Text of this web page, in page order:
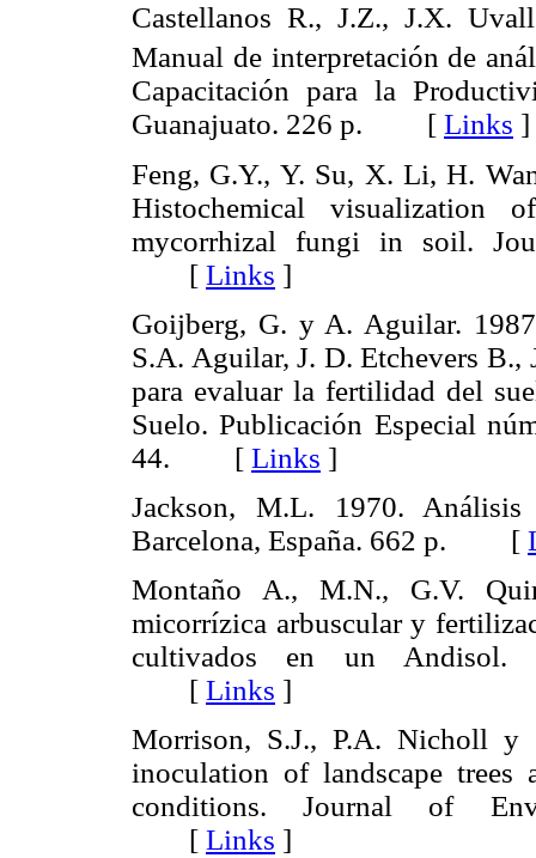
Castellanos R., J.Z., J.X.
Manual de interpretación de
Capacitación para la
Guanajuato. 226 p. [ Links ]
Feng, G.Y., Y. Su, X. Li, H.
Histochemical visualization
mycorrhizal fungi in soil.
[ Links ]
Goijberg, G. y A. Aguilar.
S.A. Aguilar, J. D. Etchevers
para evaluar la fertilidad del
Suelo. Publicación Especial
44. [ Links ]
Jackson, M.L. 1970.
Barcelona, España. 662 p. [
Montaño A., M.N., G.V.
micorrízica arbuscular y
cultivados en un Andisol.
[ Links ]
Morrison, S.J., P.A. Nicholl y
inoculation of landscape
conditions. Journal of
[ Links ]